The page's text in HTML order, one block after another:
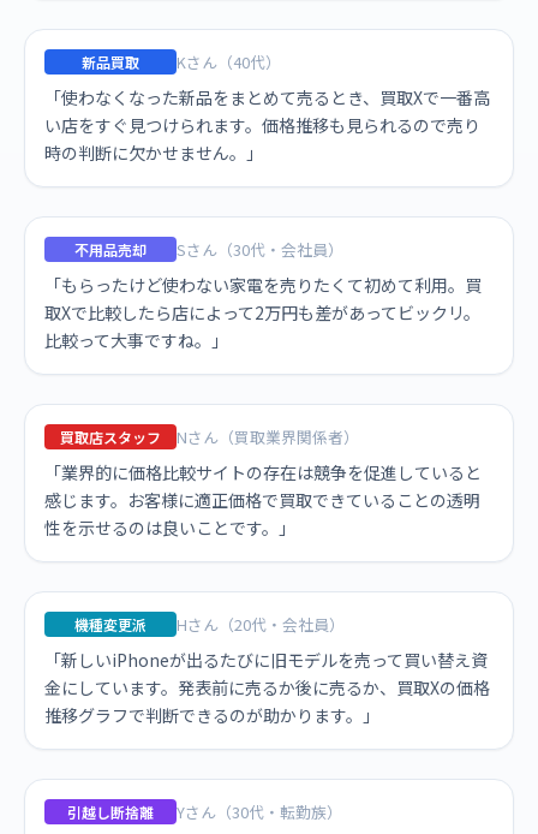
新品買取 Kさん（40代）
「使わなくなった新品をまとめて売るとき、買取Xで一番高
い店をすぐ見つけられます。価格推移も見られるので売り
時の判断に欠かせません。」
不用品売却 Sさん（30代・会社員）
「もらったけど使わない家電を売りたくて初めて利用。買
取Xで比較したら店によって2万円も差があってビックリ。
比較って大事ですね。」
買取店スタッフ Nさん（買取業界関係者）
「業界的に価格比較サイトの存在は競争を促進していると
感じます。お客様に適正価格で買取できていることの透明
性を示せるのは良いことです。」
機種変更派 Hさん（20代・会社員）
「新しいiPhoneが出るたびに旧モデルを売って買い替え資
金にしています。発表前に売るか後に売るか、買取Xの価格
推移グラフで判断できるのが助かります。」
引越し断捨離 Yさん（30代・転勤族）